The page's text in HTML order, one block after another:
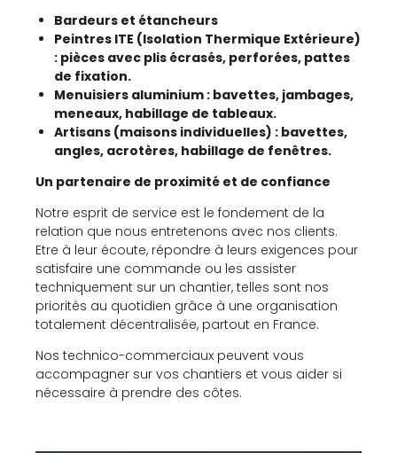
Bardeurs et étancheurs
Peintres ITE (Isolation Thermique Extérieure)
: pièces avec plis écrasés, perforées, pattes
de fixation.
Menuisiers aluminium : bavettes, jambages,
meneaux, habillage de tableaux.
Artisans (maisons individuelles) : bavettes,
angles, acrotères, habillage de fenêtres.
Un partenaire de proximité et de confiance
Notre esprit de service est le fondement de la
relation que nous entretenons avec nos clients.
Etre à leur écoute, répondre à leurs exigences pour
satisfaire une commande ou les assister
techniquement sur un chantier, telles sont nos
priorités au quotidien grâce à une organisation
totalement décentralisée, partout en France.
Nos technico-commerciaux peuvent vous
accompagner sur vos chantiers et vous aider si
nécessaire à prendre des côtes.